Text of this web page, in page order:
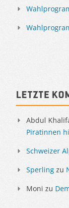
Letzte
Abdul
Piratinnen
Schweizer
Sperling zu
Moni zu